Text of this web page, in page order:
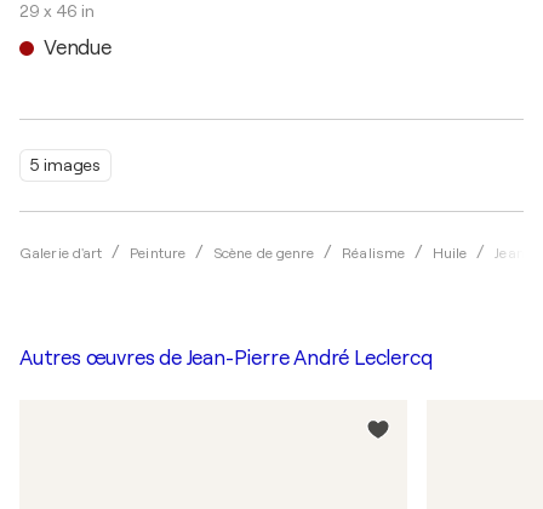
5 images
Galerie d'art Peinture Scène de genre Réalisme Huile Jean-
29 x 46 in
Vendue
Autres œuvres de Jean-Pierre André Leclercq